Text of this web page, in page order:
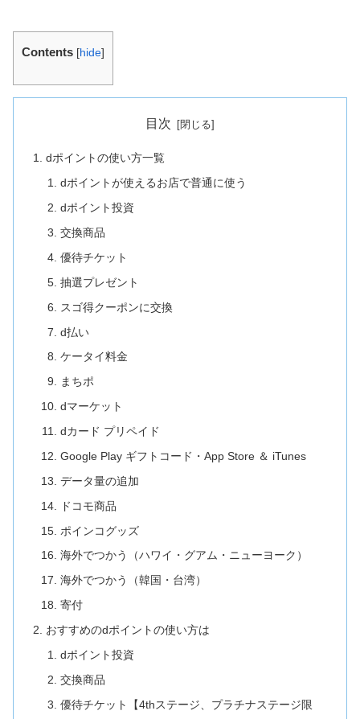
Contents [hide]
目次
dポイントの使い方一覧
dポイントが使えるお店で普通に使う
dポイント投資
交換商品
優待チケット
抽選プレゼント
スゴ得クーポンに交換
d払い
ケータイ料金
まちポ
dマーケット
dカード プリペイド
Google Play ギフトコード・App Store ＆ iTunes
データ量の追加
ドコモ商品
ポインコグッズ
海外でつかう（ハワイ・グアム・ニューヨーク）
海外でつかう（韓国・台湾）
寄付
おすすめのdポイントの使い方は
dポイント投資
交換商品
優待チケット【4thステージ、プラチナステージ限